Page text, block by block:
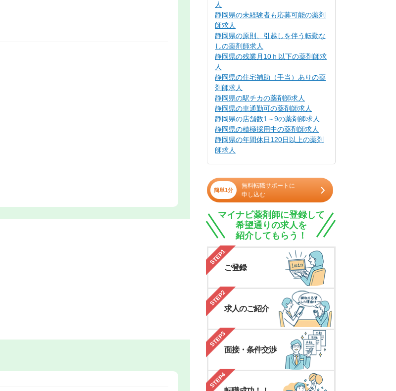
人
静岡県の未経験者も応募可能の薬剤
師求人
静岡県の原則、引越しを伴う転勤な
しの薬剤師求人
静岡県の残業月10ｈ以下の薬剤師求
人
静岡県の住宅補助（手当）ありの薬
剤師求人
静岡県の駅チカの薬剤師求人
静岡県の車通勤可の薬剤師求人
静岡県の店舗数1～9の薬剤師求人
静岡県の積極採用中の薬剤師求人
静岡県の年間休日120日以上の薬剤
師求人
簡単1分
無料転職サポートに
申し込む
マイナビ薬剤師に登録して
希望通りの求人を
紹介してもらう！
STEP1
ご登録
STEP2
求人のご紹介
STEP3
面接・条件交渉
STEP4